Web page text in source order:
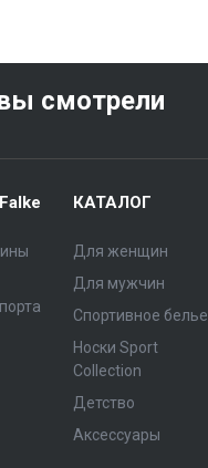
смотрели
КАТАЛОГ
Для женщин
Для мужчин
Спортивное белье
Носки Sport
Collection
Детство
Аксессуары